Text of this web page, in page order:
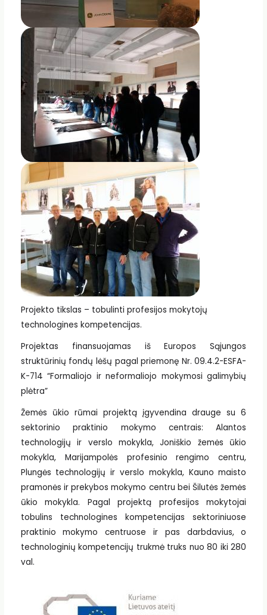
Projekto tikslas – tobulinti profesijos mokytojų
technologines kompetencijas.
Projektas finansuojamas iš Europos Sąjungos
struktūrinių fondų lėšų pagal priemonę Nr. 09.4.2-ESFA-
K-714 “Formaliojo ir neformaliojo mokymosi galimybių
plėtra”
Žemės ūkio rūmai projektą įgyvendina drauge su 6
sektorinio praktinio mokymo centrais: Alantos
technologijų ir verslo mokykla, Joniškio žemės ūkio
mokykla, Marijampolės profesinio rengimo centru,
Plungės technologijų ir verslo mokykla, Kauno maisto
pramonės ir prekybos mokymo centru bei Šilutės žemės
ūkio mokykla. Pagal projektą profesijos mokytojai
tobulins technologines kompetencijas sektoriniuose
praktinio mokymo centruose ir pas darbdavius, o
technologinių kompetencijų trukmė truks nuo 80 iki 280
val.